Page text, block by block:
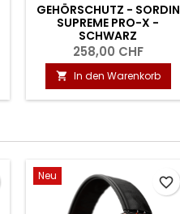
GEHÖRSCHUTZ - SORDIN
SUPREME PRO-X -
SCHWARZ
258,00 CHF
 In den Warenkorb
Neu favorite_border